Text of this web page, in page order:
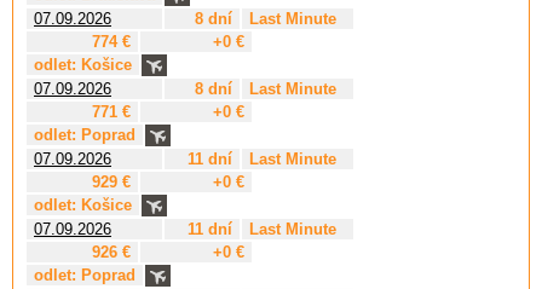
07.09.2026
8 dní
Last Minute
774 €
+0 €
odlet: Košice
07.09.2026
8 dní
Last Minute
771 €
+0 €
odlet: Poprad
07.09.2026
11 dní
Last Minute
929 €
+0 €
odlet: Košice
07.09.2026
11 dní
Last Minute
926 €
+0 €
odlet: Poprad